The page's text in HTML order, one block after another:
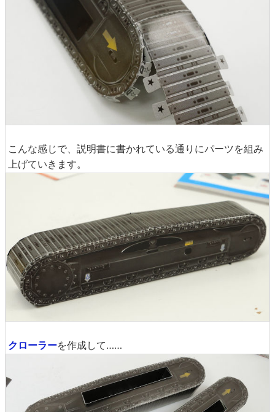
こんな感じで、説明書に書かれている通りにパーツを組み
上げていきます。
クローラーを作成して……